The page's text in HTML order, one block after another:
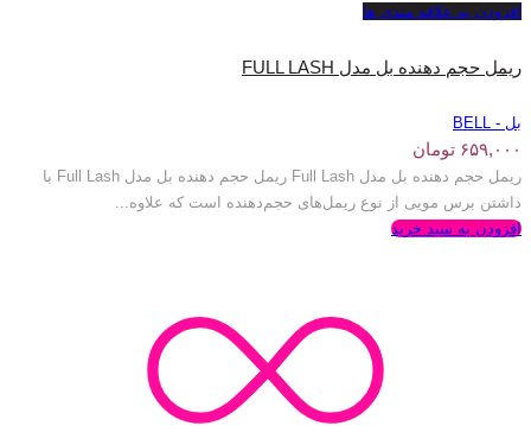
افزودن به علاقه مندی ها
ریمل حجم دهنده بل مدل FULL LASH
بل - BELL
۶۵۹,۰۰۰ تومان
ریمل حجم دهنده بل مدل Full Lash ریمل حجم دهنده بل مدل Full Lash با
داشتن برس مویی از نوع ریمل‌های حجم‌دهنده است که علاوه...
افزودن به سبد خرید